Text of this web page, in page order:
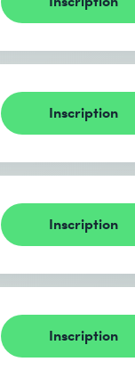
Inscription
Inscription
Inscription